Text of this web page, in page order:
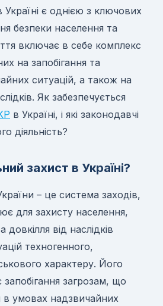
Україні є однією з ключових
безпеки населення та
включає в себе комплекс
на запобігання та
ситуацій, а також на
Як забезпечується
в Україні, і які законодавчі
діяльність?
захист в Україні?
– це система заходів,
для захисту населення,
від наслідків
техногенного,
характеру. Його
загрозам, що
умовах надзвичайних